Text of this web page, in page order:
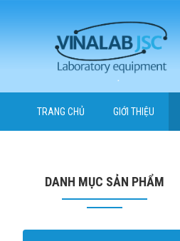
TRANG CHỦ GIỚI THIỆU
DANH MỤC SẢN PHẨM